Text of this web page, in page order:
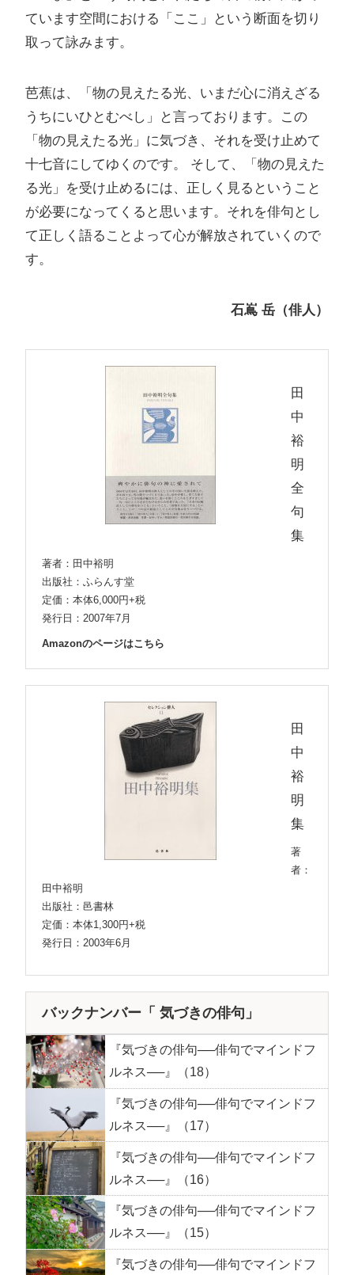
ています空間における「ここ」という断面を切り
取って詠みます。
芭蕉は、「物の見えたる光、いまだ心に消えざる
うちにいひとむべし」と言っております。この
「物の見えたる光」に気づき、それを受け止めて
十七音にしてゆくのです。 そして、「物の見えた
る光」を受け止めるには、正しく見るということ
が必要になってくると思います。それを俳句とし
て正しく語ることよって心が解放されていくので
す。
石嶌 岳（俳人）
田
中
裕
明
全
句
集
著者：田中裕明
出版社：ふらんす堂
定価：本体6,000円+税
発行日：2007年7月
Amazonのページはこちら
田
中
裕
明
集
著
者：
田中裕明
出版社：邑書林
定価：本体1,300円+税
発行日：2003年6月
バックナンバー「 気づきの俳句」
『気づきの俳句──俳句でマインドフ
ルネス──』（18）
『気づきの俳句──俳句でマインドフ
ルネス──』（17）
『気づきの俳句──俳句でマインドフ
ルネス──』（16）
『気づきの俳句──俳句でマインドフ
ルネス──』（15）
『気づきの俳句──俳句でマインドフ